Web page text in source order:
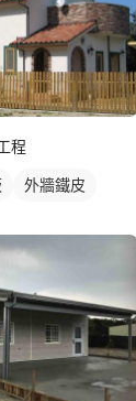
程
外牆鐵皮